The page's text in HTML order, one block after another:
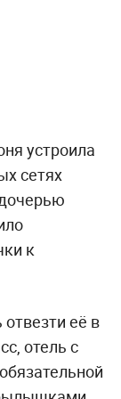
устроила
сетях
к
её в
отель с